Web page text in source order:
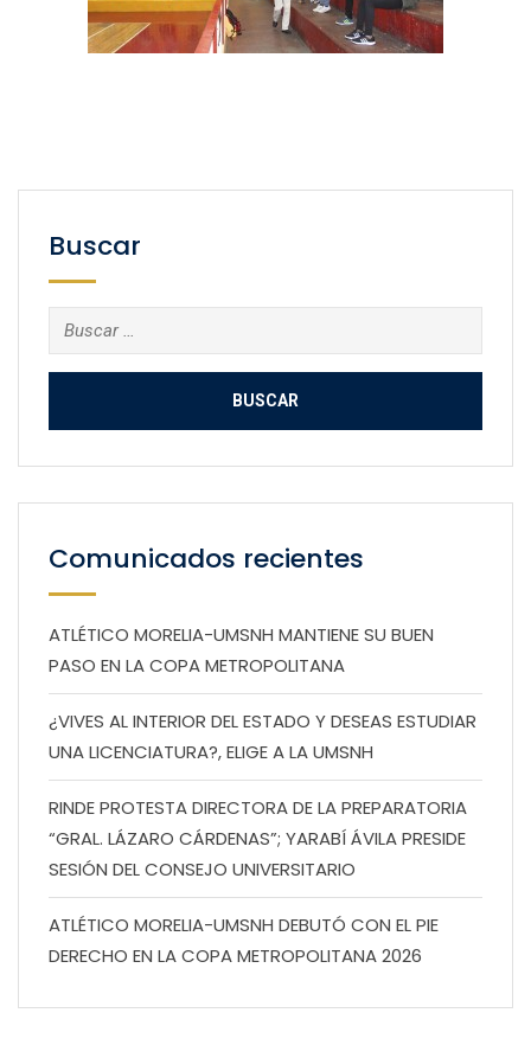
Buscar
Buscar:
Comunicados recientes
ATLÉTICO MORELIA-UMSNH MANTIENE SU BUEN
PASO EN LA COPA METROPOLITANA
¿VIVES AL INTERIOR DEL ESTADO Y DESEAS ESTUDIAR
UNA LICENCIATURA?, ELIGE A LA UMSNH
RINDE PROTESTA DIRECTORA DE LA PREPARATORIA
“GRAL. LÁZARO CÁRDENAS”; YARABÍ ÁVILA PRESIDE
SESIÓN DEL CONSEJO UNIVERSITARIO
ATLÉTICO MORELIA-UMSNH DEBUTÓ CON EL PIE
DERECHO EN LA COPA METROPOLITANA 2026